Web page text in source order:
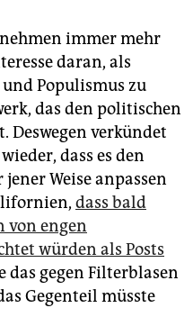
immer mehr
daran, als
Populismus zu
das den politischen
Deswegen verkündet
dass es den
Weise anpassen
dass bald
von engen
würden als Posts
das gegen Filterblasen
Gegenteil müsste